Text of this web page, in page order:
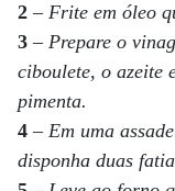
2 – Frite em óleo
3 – Prepare o
ciboulete, o azeite
pimenta.
4 – Em uma
disponha duas